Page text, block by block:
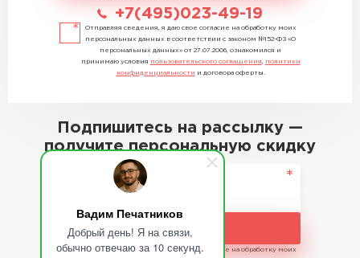
Вадим Печатников
Добрый день! Я на связи,
обычно отвечаю за 10 секунд.
+7(495)023-49-19
Отправляя сведения, я даю свое согласие на обработку моих
персональных данных в соответствии с законом №152-ФЗ «О
персональных данных» от 27.07.2006, ознакомился и
принимаю условия пользовательского соглашения
политики
конфиденциальности и договора оферты.
Подпишитесь на рассылку —
получите персональную скидку
Отправляя сведения, я даю свое согласие на обработку моих